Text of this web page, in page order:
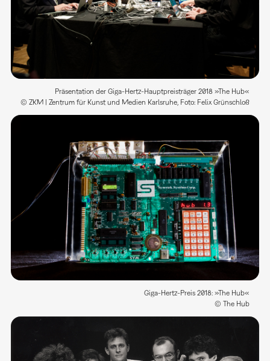
Präsentation der Giga-Hertz-Hauptpreisträger 2018 »The Hub«
© ZKM | Zentrum für Kunst und Medien Karlsruhe, Foto: Felix Grünschloß
Giga-Hertz-Preis 2018: »The Hub«
© The Hub